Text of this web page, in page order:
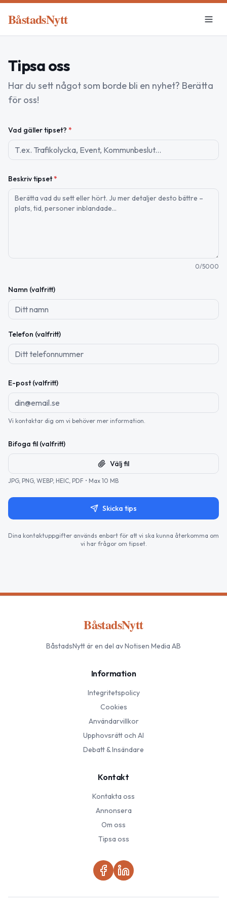
BåstadsNytt
Tipsa oss
Har du sett något som borde bli en nyhet? Berätta
för oss!
Vad gäller tipset? *
Beskriv tipset*
0/5000
Namn (valfritt)
Telefon (valfritt)
E-post (valfritt)
Vi kontaktar dig om vi behöver mer information.
Bifoga fil (valfritt)
Välj fil
JPG, PNG, WEBP, HEIC, PDF • Max 10 MB
Skicka tips
Dina kontaktuppgifter används enbart för att vi ska kunna återkomma om
vi har frågor om tipset.
BåstadsNytt
BåstadsNyttär en del av Notisen Media AB
Information
Integritetspolicy
Cookies
Användarvillkor
Upphovsrätt och AI
Debatt & Insändare
Kontakt
Kontakta oss
Annonsera
Om oss
Tipsa oss